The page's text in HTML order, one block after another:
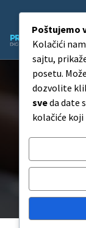
content
Agencija za Digitalni
Poštujemo
Kolačići
sajtu,
posetu.
dozvolite
sveda date
kolačiće koji